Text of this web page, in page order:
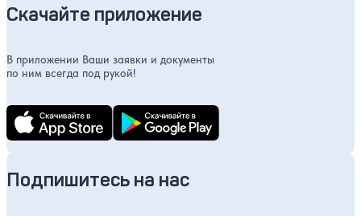
Скачайте приложение
В приложении Ваши заявки и документы
по ним всегда под рукой!
Подпишитесь на нас